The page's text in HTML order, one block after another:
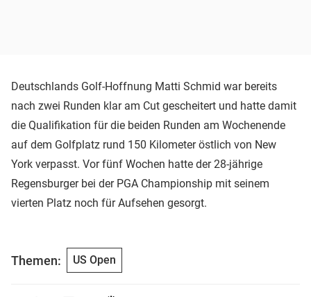
Deutschlands Golf-Hoffnung Matti Schmid war bereits
nach zwei Runden klar am Cut gescheitert und hatte damit
die Qualifikation für die beiden Runden am Wochenende
auf dem Golfplatz rund 150 Kilometer östlich von New
York verpasst. Vor fünf Wochen hatte der 28-jährige
Regensburger bei der PGA Championship mit seinem
vierten Platz noch für Aufsehen gesorgt.
Themen: US Open